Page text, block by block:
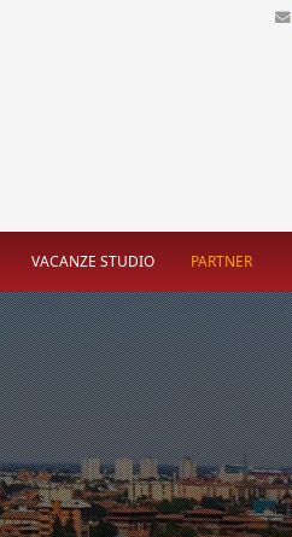
VACANZE STUDIO PARTNER